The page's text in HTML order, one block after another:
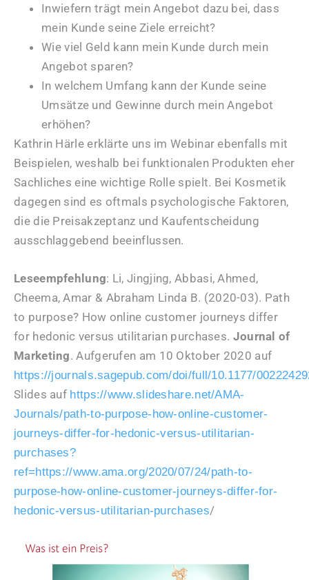
Inwiefern trägt mein Angebot dazu bei, dass
mein Kunde seine Ziele erreicht?
Wie viel Geld kann mein Kunde durch mein
Angebot sparen?
In welchem Umfang kann der Kunde seine
Umsätze und Gewinne durch mein Angebot
erhöhen?
Kathrin Härle erklärte uns im Webinar ebenfalls mit
Beispielen, weshalb bei funktionalen Produkten eher
Sachliches eine wichtige Rolle spielt. Bei Kosmetik
dagegen sind es oftmals psychologische Faktoren,
die die Preisakzeptanz und Kaufentscheidung
ausschlaggebend beeinflussen.
Leseempfehlung: Li, Jingjing, Abbasi, Ahmed,
Cheema, Amar & Abraham Linda B. (2020-03). Path
to purpose? How online customer journeys differ
for hedonic versus utilitarian purchases. Journal of
Marketing. Aufgerufen am 10 Oktober 2020 auf
https://journals.sagepub.com/doi/full/10.1177/
Slides auf https://www.slideshare.net/AMA-
Journals/path-to-purpose-how-online-customer-
journeys-differ-for-hedonic-versus-utilitarian-
purchases?
ref=https://www.ama.org/2020/07/24/path-to-
purpose-how-online-customer-journeys-differ-for-
hedonic-versus-utilitarian-purchases/